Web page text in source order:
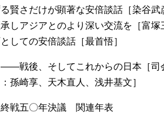
さだけが顕著な安倍談話［染谷武
アジアとのより深い交流を［富塚
ての安倍談話［最首悟］
戦後、そしてこれからの日本［
孫崎享、天木直人、浅井基文］
五〇年決議 関連年表